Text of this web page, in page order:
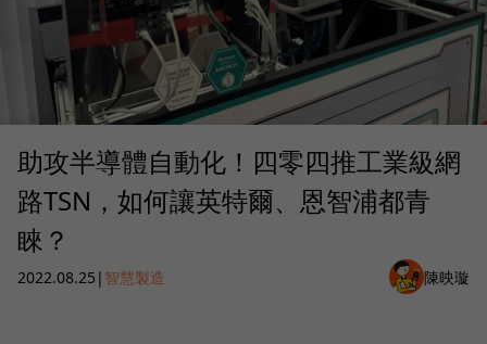
助攻半導體自動化！四零四推工業級網
路TSN，如何讓英特爾、恩智浦都青
睞？
2022.08.25 | 智慧製造 陳映璇